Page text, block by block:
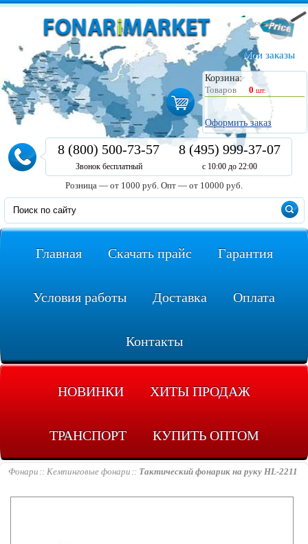
Мои заказы
Корзина:
Товаров
0 шт.
Оформить заказ
8 (800) 500-73-57
Звонок бесплатный
8 (495) 999-37-07
с 10:00 до 22:00
Розница — от 1000 руб. Опт — от 10000 руб.
Главная Скачать прайс Гарантия
Условия работы Доставка Оплата
Контакты
НОВИНКИ ХИТЫ ПРОДАЖ
ТРАНСПОРТ КУПИТЬ ОПТОМ
Фонари Кемпинговые фонари Тактический фонарик на руку HL-2211